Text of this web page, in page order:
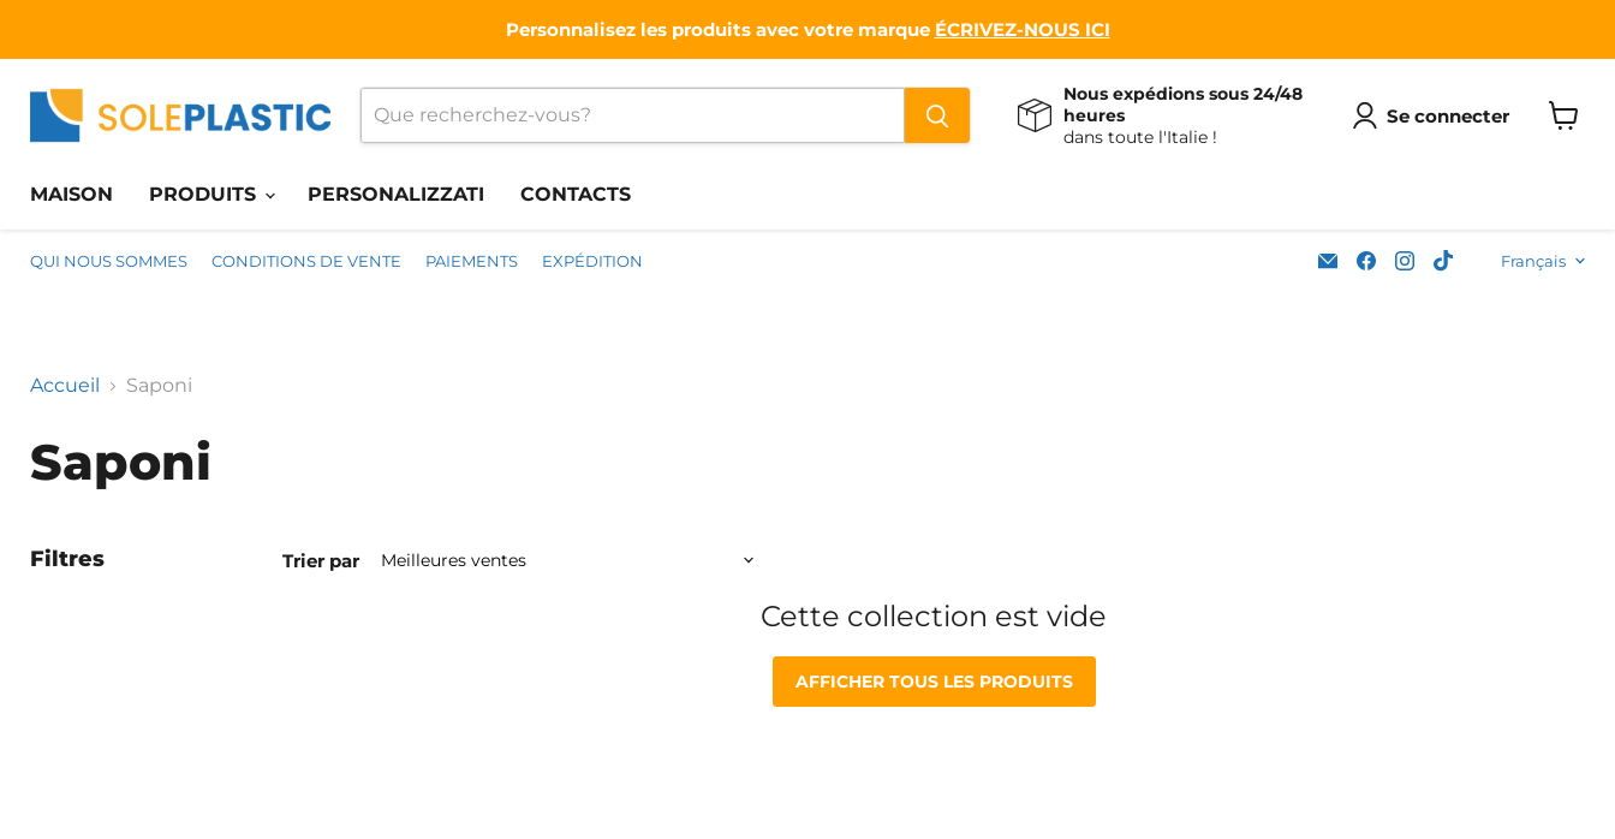
Personnalisez les produits avec votre marque ÉCRIVEZ-NOUS ICI
Nous expédions sous 24/48
heures
dans toute l'Italie !
Se connecter
MAISON PRODUITS PERSONALIZZATI CONTACTS
QUI NOUS SOMMES CONDITIONS DE VENTE PAIEMENTS EXPÉDITION
Email
Soleplastic
Trouvez-
nous
Trouvez-
nous
Trouvez-Français
Accueil Saponi
Saponi
Filtres Trier par
Cette collection est vide
AFFICHER TOUS LES PRODUITS